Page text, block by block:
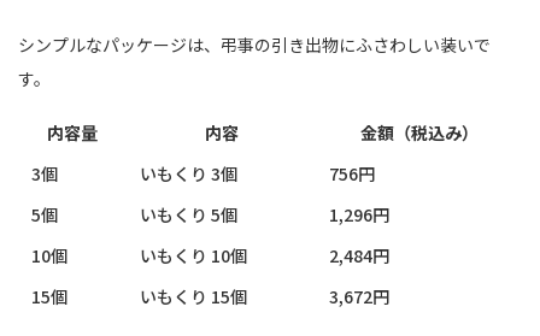
シンプルなパッケージは、弔事の引き出物にふさわしい装いで
す。
内容量 内容
金額（税込み）
3個
いもくり 3個
756円
5個
いもくり 5個
1,296円
10個
いもくり 10個
2,484円
15個
いもくり 15個 3,672円